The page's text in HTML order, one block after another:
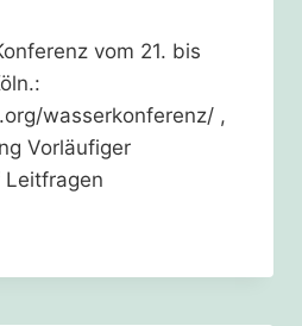
vom 21. bis
wasserkonferenz/ ,
Vorläufiger